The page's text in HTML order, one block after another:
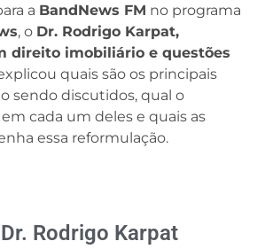
a BandNews FM no programa
, o Dr. Rodrigo Karpat,
direito imobiliário e questões
quais são os principais
sendo discutidos, qual o
cada um deles e quais as
essa reformulação.
Dr. Rodrigo Karpat